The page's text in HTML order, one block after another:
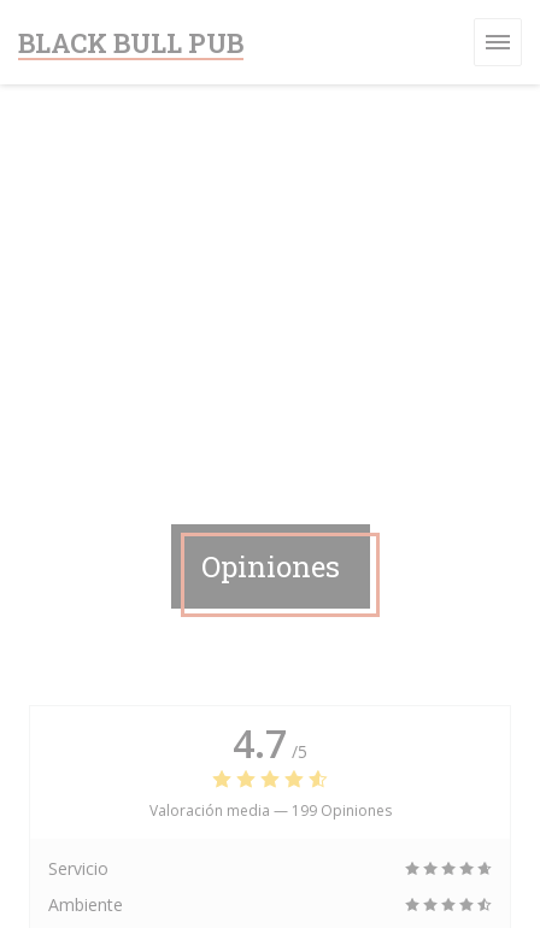
BLACK BULL PUB
Opiniones
4.7 /5
Valoración media — 199 Opiniones
Servicio
Ambiente